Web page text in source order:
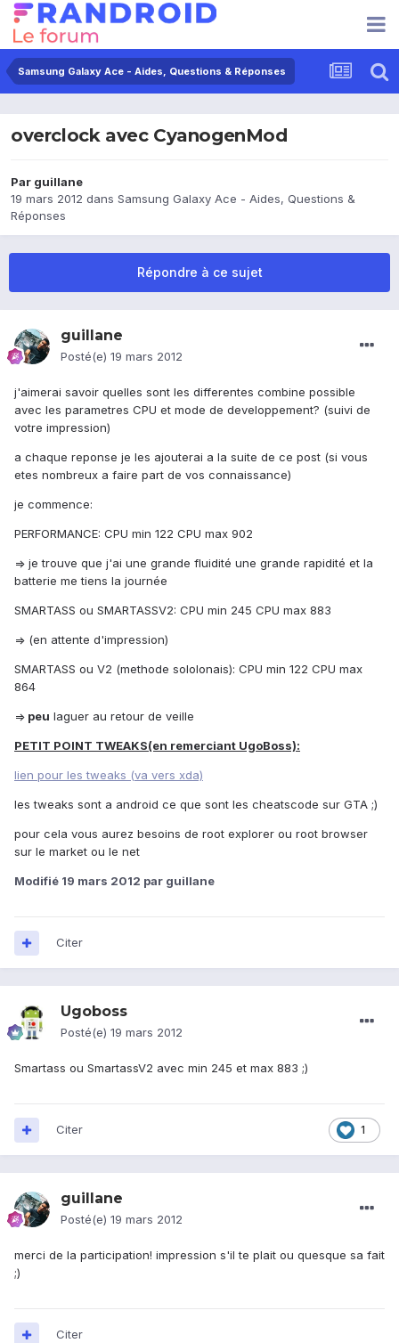
Samsung Galaxy Ace - Aides, Questions & Réponses
overclock avec CyanogenMod
Par guillane
19 mars 2012 dans Samsung Galaxy Ace - Aides, Questions &
Réponses
Répondre à ce sujet
guillane
Posté(e) 19 mars 2012
j'aimerai savoir quelles sont les differentes combine possible
avec les parametres CPU et mode de developpement? (suivi de
votre impression)
a chaque reponse je les ajouterai a la suite de ce post (si vous
etes nombreux a faire part de vos connaissance)
je commence:
PERFORMANCE: CPU min 122 CPU max 902
=> je trouve que j'ai une grande fluidité une grande rapidité et la
batterie me tiens la journée
SMARTASS ou SMARTASSV2: CPU min 245 CPU max 883
=> (en attente d'impression)
SMARTASS ou V2 (methode sololonais): CPU min 122 CPU max
864
=> peu laguer au retour de veille
PETIT POINT TWEAKS(en remerciant UgoBoss):
lien pour les tweaks (va vers xda)
les tweaks sont a android ce que sont les cheatscode sur GTA ;)
pour cela vous aurez besoins de root explorer ou root browser
sur le market ou le net
Modifié 19 mars 2012 par guillane
Citer
Ugoboss
Posté(e) 19 mars 2012
Smartass ou SmartassV2 avec min 245 et max 883 ;)
1
Citer
guillane
Posté(e) 19 mars 2012
merci de la participation! impression s'il te plait ou quesque sa fait
;)
Citer